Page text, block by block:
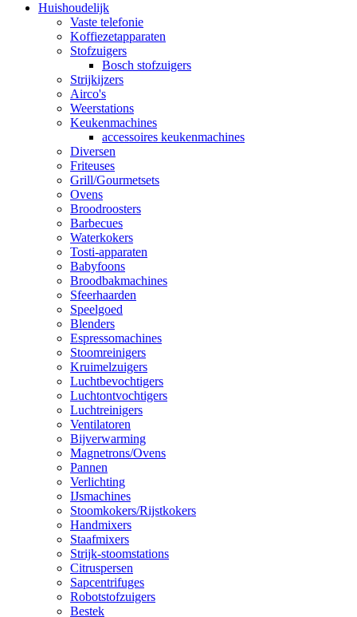
Huishoudelijk
Vaste telefonie
Koffiezetapparaten
Stofzuigers
Bosch stofzuigers
Strijkijzers
Airco's
Weerstations
Keukenmachines
accessoires keukenmachines
Diversen
Friteuses
Grill/Gourmetsets
Ovens
Broodroosters
Barbecues
Waterkokers
Tosti-apparaten
Babyfoons
Broodbakmachines
Sfeerhaarden
Speelgoed
Blenders
Espressomachines
Stoomreinigers
Kruimelzuigers
Luchtbevochtigers
Luchtontvochtigers
Luchtreinigers
Ventilatoren
Bijverwarming
Magnetrons/Ovens
Pannen
Verlichting
IJsmachines
Stoomkokers/Rijstkokers
Handmixers
Staafmixers
Strijk-stoomstations
Citruspersen
Sapcentrifuges
Robotstofzuigers
Bestek